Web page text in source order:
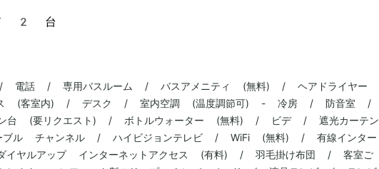
ド 2 台
話 / 専用バスルーム / バスアメニティ (無料) / ヘアドライヤー
ス (客室内) / デスク / 室内空調 (温度調節可) - 冷房 / 防音室 /
台 (要リクエスト) / ボトルウォーター (無料) / ビデ / 遮光カーテン
ル チャンネル / ハイビジョンテレビ / WiFi (無料) / 有線インター
ヤルアップ インターネットアクセス (有料) / 羽毛掛け布団 / 客室ご